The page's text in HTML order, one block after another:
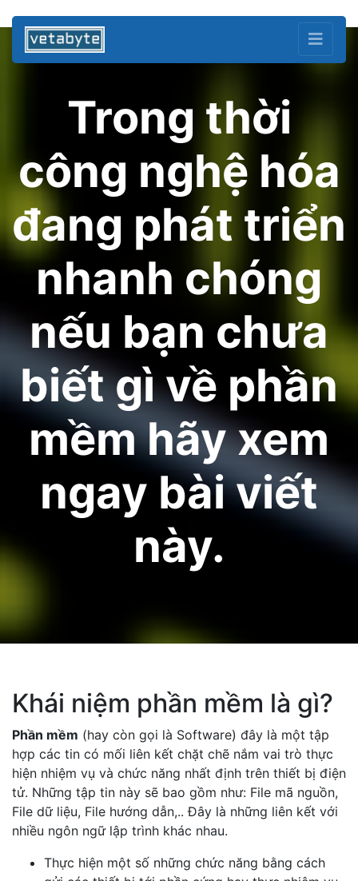
Trong thời
công nghệ hóa
đang phát triển
nhanh chóng
nếu bạn chưa
biết gì về phần
mềm hãy xem
ngay bài viết
này.
Khái niệm phần mềm là gì?
Phần mềm (hay còn gọi là Software) đây là một tập
hợp các tin có mối liên kết chặt chẽ nắm vai trò thực
hiện nhiệm vụ và chức năng nhất định trên thiết bị điện
tử. Những tập tin này sẽ bao gồm như: File mã nguồn,
File dữ liệu, File hướng dẫn,.. Đây là những liên kết với
nhiều ngôn ngữ lập trình khác nhau.
Thực hiện một số những chức năng bằng cách